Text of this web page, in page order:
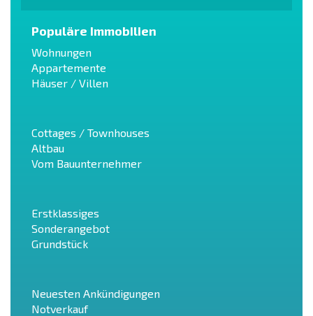
Populäre Immobilien
Wohnungen
Appartemente
Häuser / Villen
Cottages / Townhouses
Altbau
Vom Bauunternehmer
Erstklassiges
Sonderangebot
Grundstück
Neuesten Ankündigungen
Notverkauf